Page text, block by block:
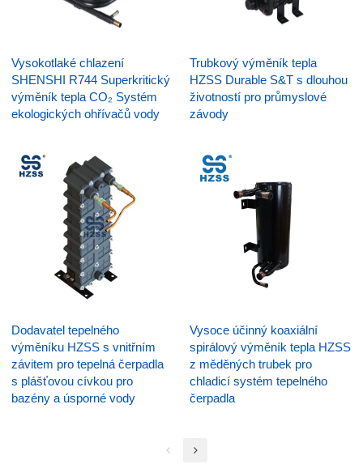
Vysokotlaké chlazení
SHENSHI R744 Superkritický
výměník tepla CO₂ Systém
ekologických ohřívačů vody
Trubkový výměník tepla
HZSS Durable S&T s dlouhou
životností pro průmyslové
závody
Dodavatel tepelného
výměníku HZSS s vnitřním
závitem pro tepelná čerpadla
s plášťovou cívkou pro
bazény a úsporné vody
Vysoce účinný koaxiální
spirálový výměník tepla HZSS
z měděných trubek pro
chladicí systém tepelného
čerpadla